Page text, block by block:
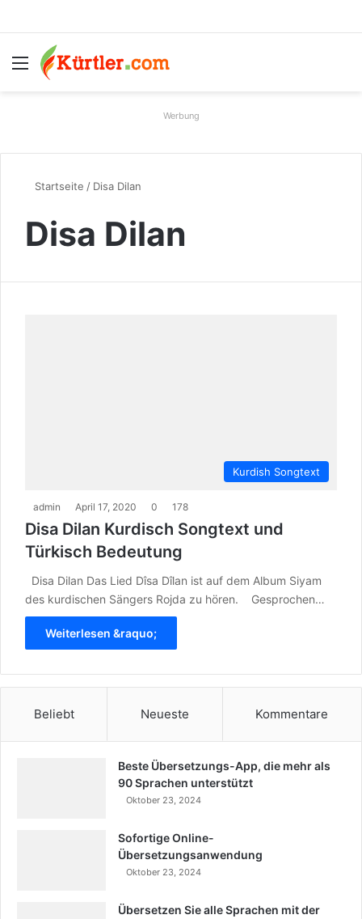
Menü
Werbung
Startseite / Disa Dilan
Disa Dilan
Kurdish Songtext
admin April 17, 2020 0 178
Disa Dilan Kurdisch Songtext und
Türkisch Bedeutung
Disa Dilan Das Lied Dîsa Dîlan ist auf dem Album Siyam
des kurdischen Sängers Rojda zu hören. Gesprochen…
Weiterlesen &raquo;
Beliebt Neueste Kommentare
Beste Übersetzungs-App, die mehr als
90 Sprachen unterstützt
Oktober 23, 2024
Sofortige Online-
Übersetzungsanwendung
Oktober 23, 2024
Übersetzen Sie alle Sprachen mit der